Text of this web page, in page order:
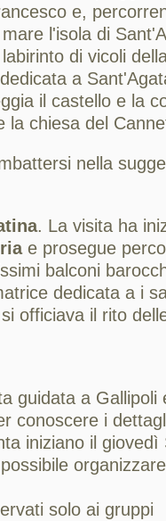
e,
l'isola di
di vicoli
a
il castello e la
la chiesa del
nella
. La visita ha
e prosegue
balconi
dedicata a i
officiava il rito
guidata a Gallipoli
conoscere i
iniziano il giovedì
solo ai gruppi